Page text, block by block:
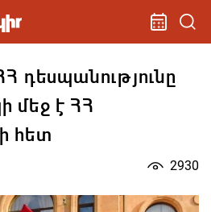
դեսպանությունը
մեջ է ՀՀ
հետ
2930